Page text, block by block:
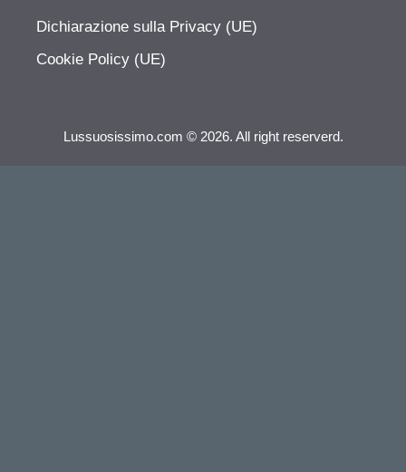
Dichiarazione sulla Privacy (UE)
Cookie Policy (UE)
Lussuosissimo.com © 2026. All right reserverd.